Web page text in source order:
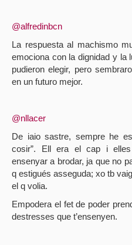
@alfredinbcn
La respuesta al machismo
emociona con la dignidad y la
pudieron elegir, pero
en un futuro mejor.
@nllacer
De iaio sastre, sempre he
cosir”. Ell era el cap i
ensenyar a brodar, ja que no
q estigués asseguda; xo tb
el q volia.
Empodera el fet de poder
destresses que t’ensenyen.